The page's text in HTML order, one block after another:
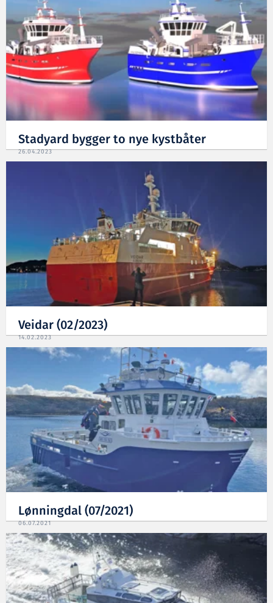
Stadyard bygger to nye kystbåter
26.04.2023
Veidar (02/2023)
14.02.2023
Lønningdal (07/2021)
06.07.2021